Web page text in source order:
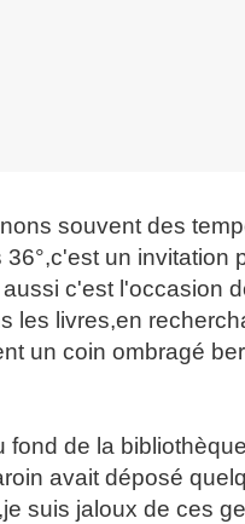
souvent des
36°,c'est un invitation
aussi c'est l'occasion
les livres,en
un coin ombragé
fond de la
avait déposé
suis jaloux de ces